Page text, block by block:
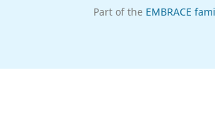
Part of the EMBRACE